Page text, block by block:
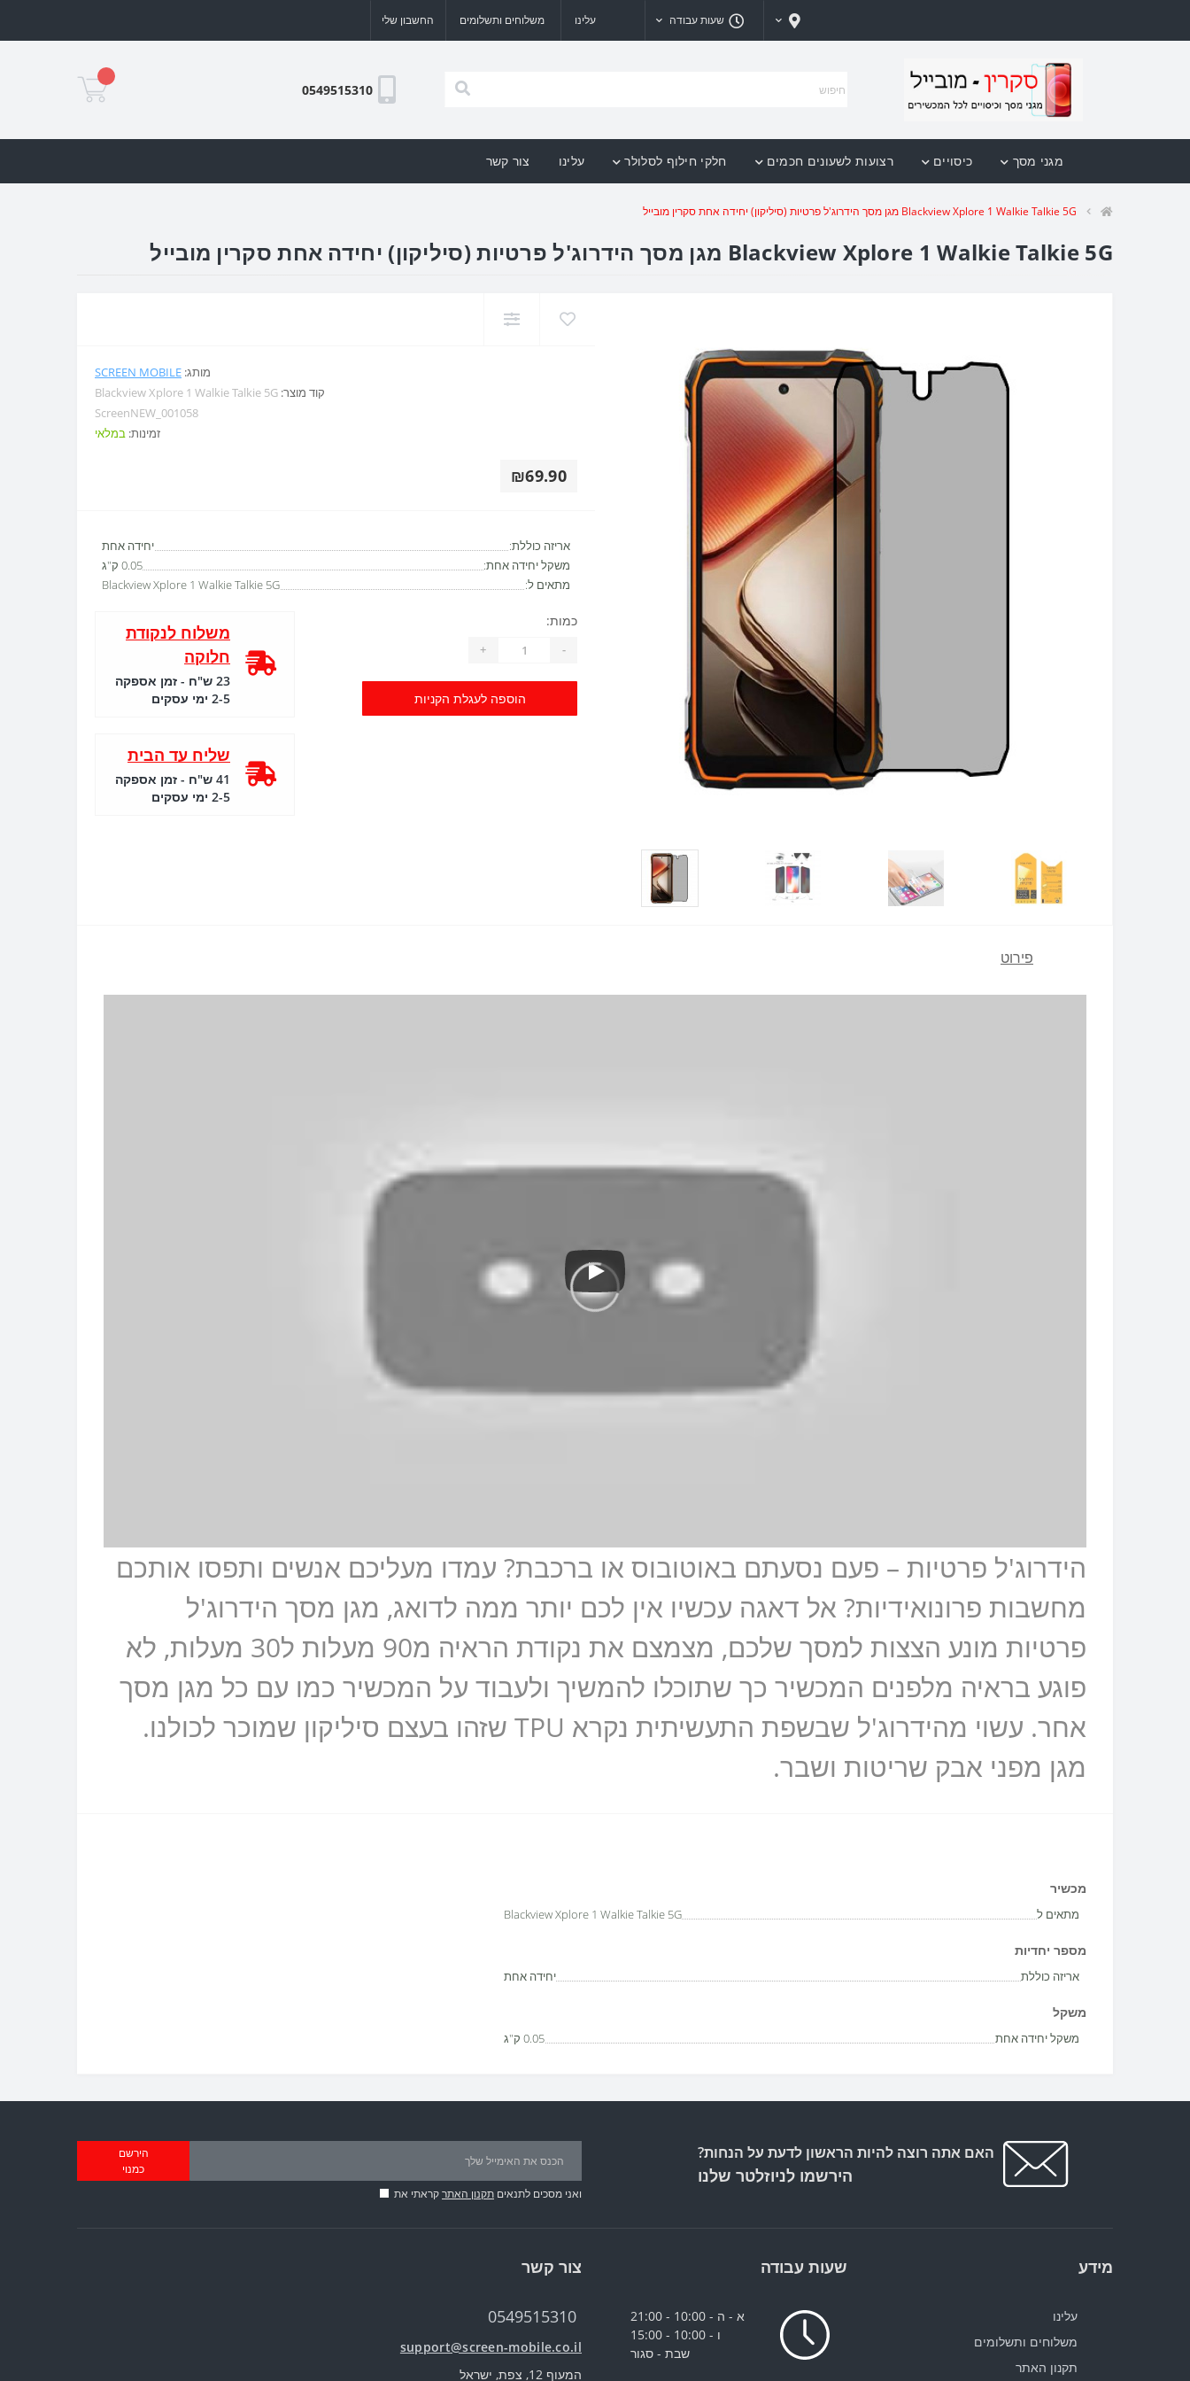
שעות עבודה עלינו משלוחים ותשלומים החשבון שלי
0549515310
מגני מסך כיסויים רצועות לשעונים חכמים חלקי חילוף לסלולר עלינו צור קשר
Blackview Xplore 1 Walkie Talkie 5G מגן מסך הידרוג'ל פרטיות (סיליקון) יחידה אחת סקרין מובייל
Blackview Xplore 1 Walkie Talkie 5G מגן מסך הידרוג'ל פרטיות (סיליקון) יחידה אחת סקרין מובייל
מותג: SCREEN MOBILE
קוד מוצר: Blackview Xplore 1 Walkie Talkie 5G
ScreenNEW_001058
זמינות: במלאי
₪69.90
אריזה כוללת:
יחידה אחת
משקל יחידה אחת:
0.05 ק"ג
מתאים ל:
Blackview Xplore 1 Walkie Talkie 5G
כמות:
-
+
הוספה לעגלת הקניות
משלוח לנקודת
חלוקה
23 ש"ח - זמן אספקה
2-5 ימי עסקים
שליח עד הבית
41 ש"ח - זמן אספקה
2-5 ימי עסקים
פירוט
הידרוג'ל פרטיות – פעם נסעתם באוטובוס או ברכבת? עמדו מעליכם אנשים ותפסו אותכם
מחשבות פרונואידיות? אל דאגה עכשיו אין לכם יותר ממה לדואג, מגן מסך הידרוג'ל
פרטיות מונע הצצות למסך שלכם, מצמצם את נקודת הראיה מ90 מעלות ל30 מעלות, לא
פוגע בראיה מלפנים המכשיר כך שתוכלו להמשיך ולעבוד על המכשיר כמו עם כל מגן מסך
אחר. עשוי מהידרוג'ל שבשפת התעשיתית נקרא TPU שזהו בעצם סיליקון שמוכר לכולנו.
מגן מפני אבק שריטות ושבר.
מכשיר
מתאים ל Blackview Xplore 1 Walkie Talkie 5G
מספר יחדיות
אריזה כוללת יחידה אחת
משקל
משקל יחידה אחת 0.05 ק"ג
האם אתה רוצה להיות הראשון לדעת על הנחות?
הירשמו לניוזלטר שלנו
הירשם
כמנוי
ואני מסכים לתנאים תקנון האתרקראתי את
מידע
עלינו
משלוחים ותשלומים
תקנון האתר
שעות עבודה
א - ה - 10:00 - 21:00
ו - 10:00 - 15:00
שבת - סגור
צור קשר
0549515310
support@screen-mobile.co.il
המעוף 12, צפת, ישראל